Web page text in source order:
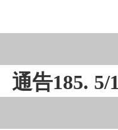
通告185. 5/